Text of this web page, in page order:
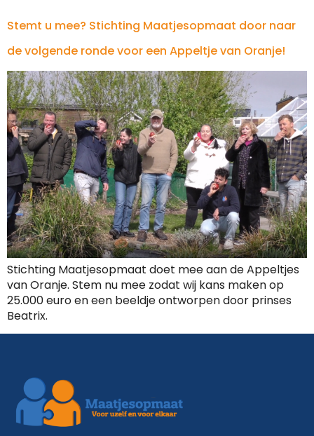
Stemt u mee? Stichting Maatjesopmaat door naar
de volgende ronde voor een Appeltje van Oranje!
Stichting Maatjesopmaat doet mee aan de Appeltjes
van Oranje. Stem nu mee zodat wij kans maken op
25.000 euro en een beeldje ontworpen door prinses
Beatrix.